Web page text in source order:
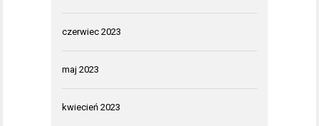
czerwiec 2023
maj 2023
kwiecień 2023